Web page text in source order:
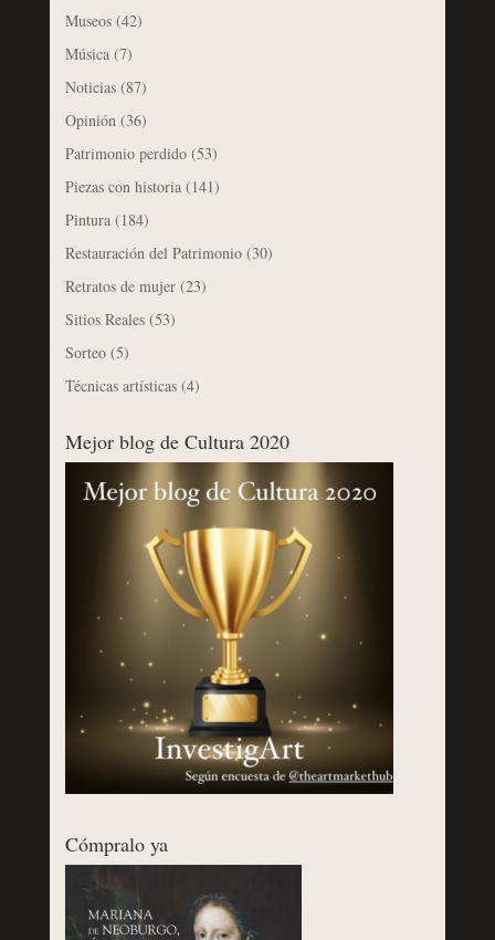
Museos(42)
Música(7)
Noticias(87)
Opinión(36)
Patrimonio perdido(53)
Piezas con historia(141)
Pintura(184)
Restauración del Patrimonio(30)
Retratos de mujer(23)
Sitios Reales(53)
Sorteo(5)
Técnicas artísticas(4)
Mejor blog de Cultura 2020
Cómpralo ya